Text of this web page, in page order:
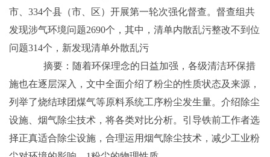
市、334个县（市、区）开展第一轮次强化督查。督查组共
发现涉气环境问题2690个，其中，清单内散乱污整改不到位
问题314个，新发现清单外散乱污
摘要：随着环保理念的日益加强，各级清洁环保措
施也在逐层深入，文中全面介绍了粉尘的性质状态及来源，
列举了烧结球团煤气等原料系统工序粉尘发生量。介绍除尘
设施、烟气除尘技术，将各类对比分析。引导铁前工作者选
择正真适合除尘设施，合理运用烟气除尘技术，减少工业粉